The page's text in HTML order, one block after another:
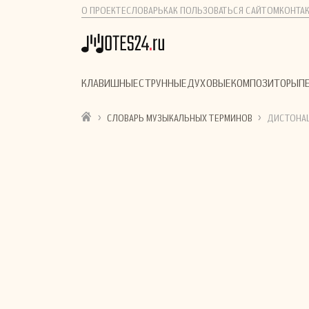
О ПРОЕКТЕСЛОВАРЬ КАК ПОЛЬЗОВАТЬСЯ САЙТОМ
КЛАВИШНЫЕСТРУННЫЕДУХОВЫЕКОМПОЗИТОРЫ
› СЛОВАРЬ МУЗЫКАЛЬНЫХ ТЕРМИНОВ ›